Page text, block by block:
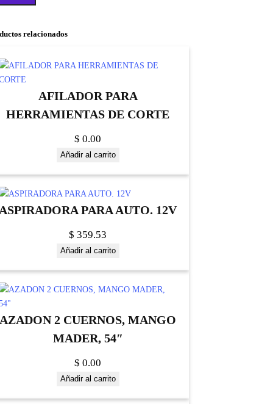
relacionados
AFILADOR PARA
HERRAMIENTAS DE CORTE
$ 0.00
Añadir al carrito
PARA AUTO. 12V
$ 359.53
Añadir al carrito
AZADON 2 CUERNOS, MANGO
MADER, 54″
$ 0.00
Añadir al carrito